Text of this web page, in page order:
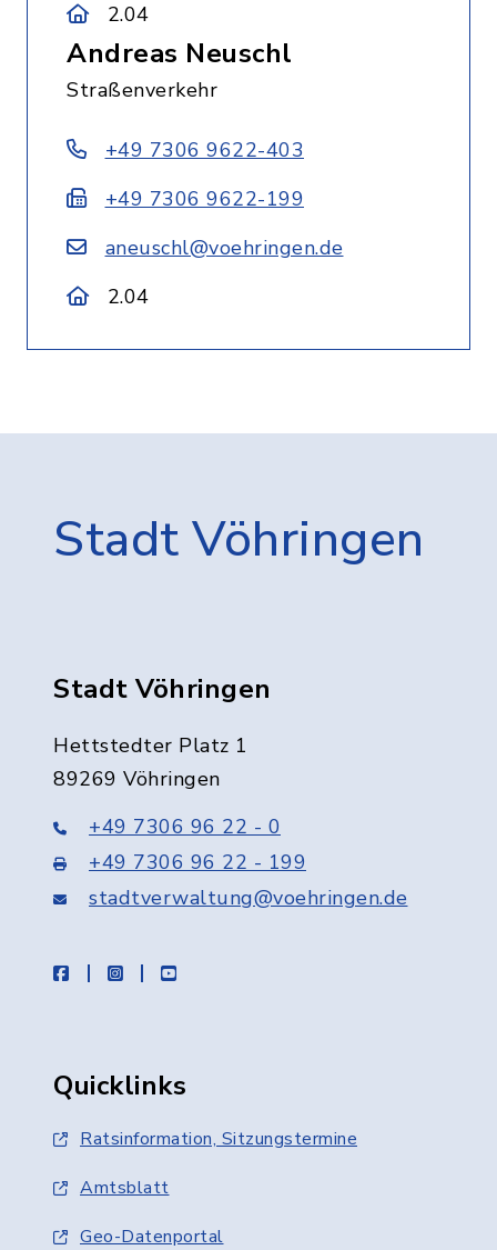
2.04
Andreas Neuschl
Straßenverkehr
+49 7306 9622-403
+49 7306 9622-199
aneuschl@voehringen.de
2.04
Stadt Vöhringen
Stadt Vöhringen
Hettstedter Platz 1
89269 Vöhringen
+49 7306 96 22 - 0
+49 7306 96 22 - 199
stadtverwaltung@voehringen.de
facebookinstagramyoutube
Quicklinks
Ratsinformation, Sitzungstermine
Amtsblatt
Geo-Datenportal